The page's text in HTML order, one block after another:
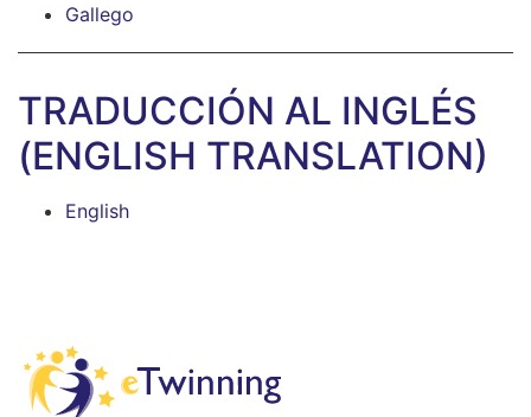
Gallego
TRADUCCIÓN AL INGLÉS
(ENGLISH TRANSLATION)
English